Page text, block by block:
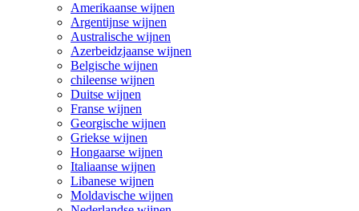
Amerikaanse wijnen
Argentijnse wijnen
Australische wijnen
Azerbeidzjaanse wijnen
Belgische wijnen
chileense wijnen
Duitse wijnen
Franse wijnen
Georgische wijnen
Griekse wijnen
Hongaarse wijnen
Italiaanse wijnen
Libanese wijnen
Moldavische wijnen